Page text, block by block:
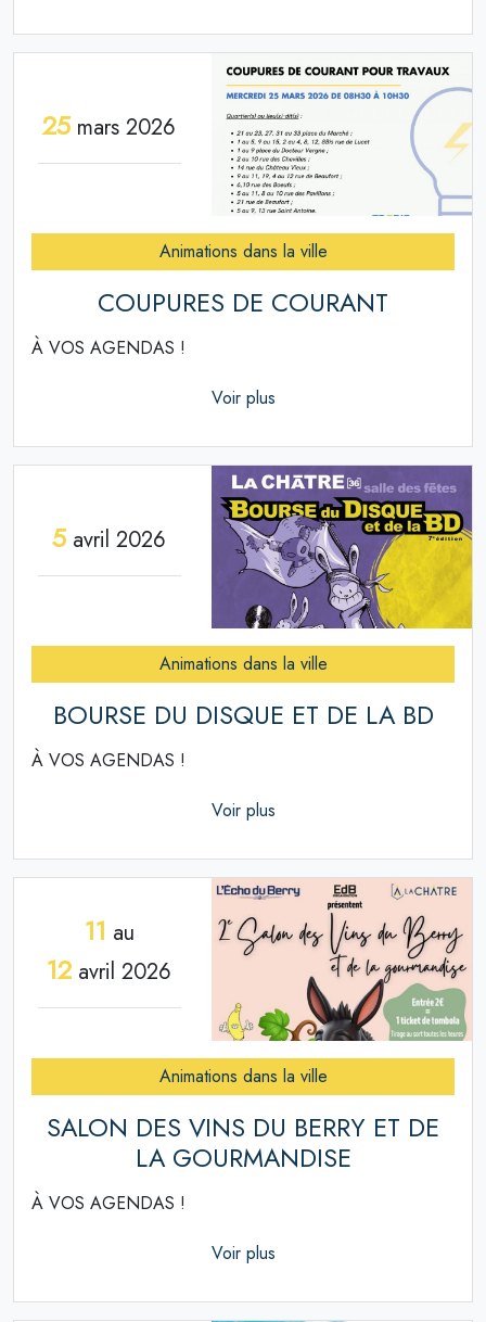
25 mars 2026
Animations dans la ville
COUPURES DE COURANT
À VOS AGENDAS !
Voir plus
5 avril 2026
Animations dans la ville
BOURSE DU DISQUE ET DE LA BD
À VOS AGENDAS !
Voir plus
11 au
12 avril 2026
Animations dans la ville
SALON DES VINS DU BERRY ET DE
LA GOURMANDISE
À VOS AGENDAS !
Voir plus